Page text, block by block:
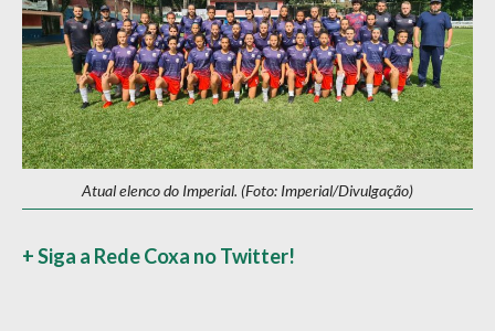
Atual elenco do Imperial. (Foto: Imperial/Divulgação)
+ Siga a Rede Coxa no Twitter!